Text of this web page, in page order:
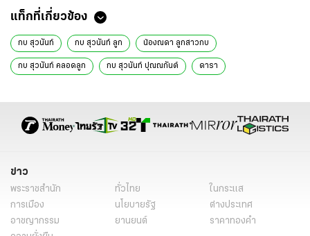
แท็กที่เกี่ยวข้อง
กบ สุวนันท์ กบ สุวนันท์ ลูก น้องณดา ลูกสาวกบ
กบ สุวนันท์ คลอดลูก กบ สุวนันท์ ปุณณกันต์ ดารา
ข่าว
พระราชสำนัก ทั่วไทย
ในกระแส
การเมือง
นโยบายรัฐ
ต่างประเทศ
อาชญากรรม
ยานยนต์
ราคาทองคำ